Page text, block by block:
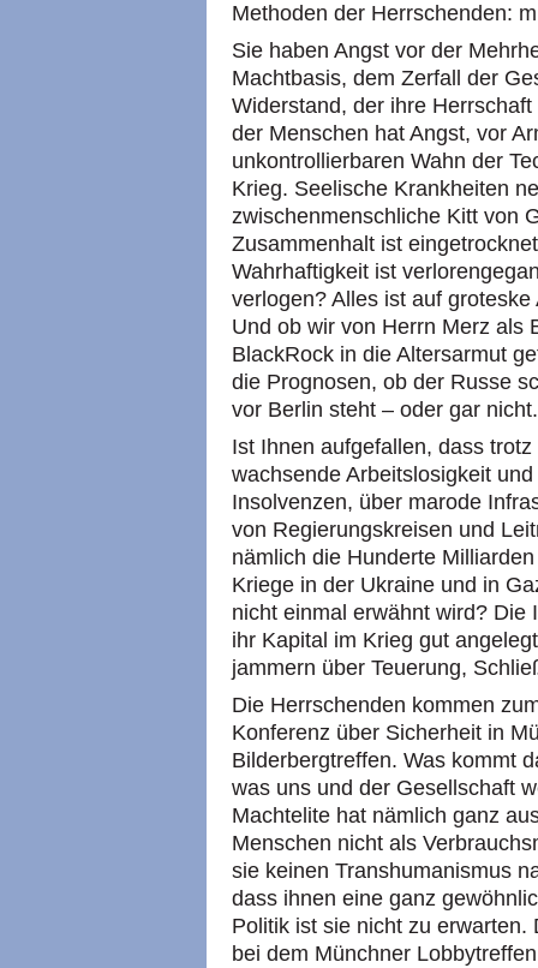
Methoden der Herrschenden:
Sie haben Angst vor der
Machtbasis, dem Zerfall der
Widerstand, der ihre
der Menschen hat Angst, vor
unkontrollierbaren Wahn der
Krieg. Seelische Krankheiten
zwischenmenschliche Kitt von
Zusammenhalt ist
Wahrhaftigkeit ist
verlogen? Alles ist auf
Und ob wir von Herrn Merz als
BlackRock in die Altersarmut
die Prognosen, ob der Russe
vor Berlin steht – oder gar nicht.
Ist Ihnen aufgefallen, dass
wachsende Arbeitslosigkeit
Insolvenzen, über marode
von Regierungskreisen und
nämlich die Hunderte
Kriege in der Ukraine und in
nicht einmal erwähnt wird? Die
ihr Kapital im Krieg gut
jammern über Teuerung,
Die Herrschenden kommen
Konferenz über Sicherheit in
Bilderbergtreffen. Was kommt
was uns und der Gesellschaft
Machtelite hat nämlich ganz
Menschen nicht als
sie keinen Transhumanismus
dass ihnen eine ganz
Politik ist sie nicht zu
bei dem Münchner